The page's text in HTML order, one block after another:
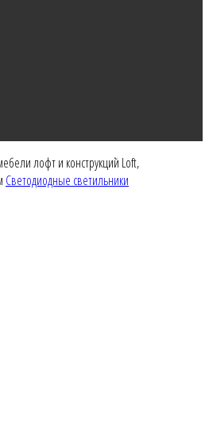
лофт и конструкций Loft,
Светодиодные светильники